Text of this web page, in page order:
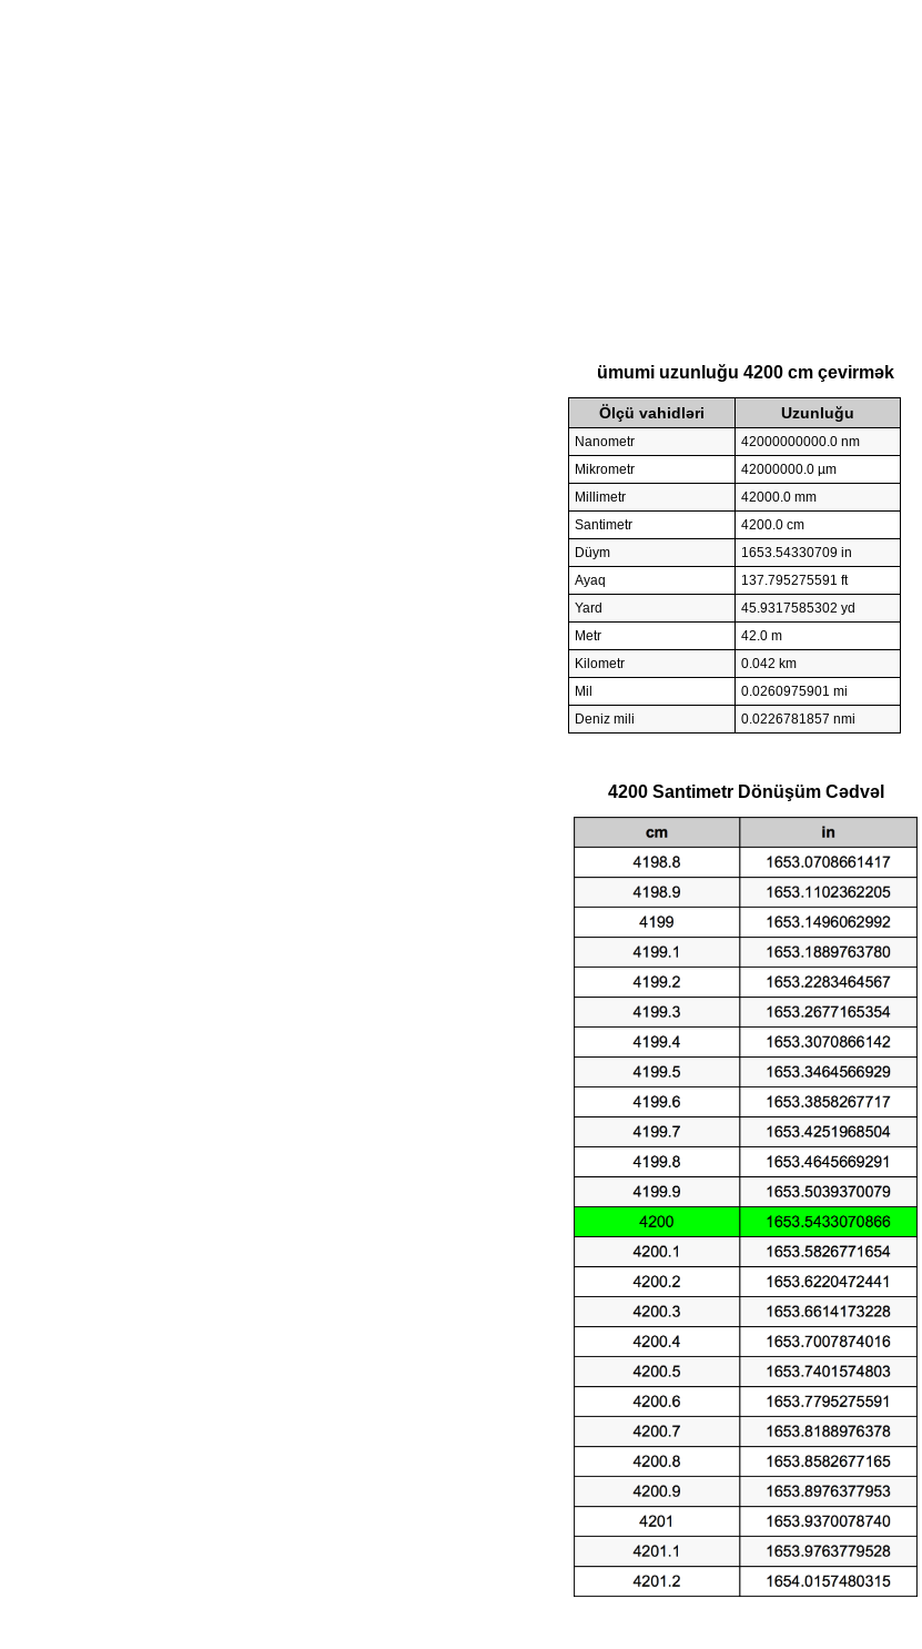
ümumi uzunluğu 4200 cm çevirmək
Ölçü vahidləri Uzunluğu
Nanometr
42000000000.0 nm
Mikrometr
42000000.0 µm
Millimetr
42000.0 mm
Santimetr
4200.0 cm
Düym
1653.54330709 in
Ayaq
137.795275591 ft
Yard
45.9317585302 yd
Metr
42.0 m
Kilometr
0.042 km
Mil
0.0260975901 mi
Deniz mili
0.0226781857 nmi
4200 Santimetr Dönüşüm Cədvəl